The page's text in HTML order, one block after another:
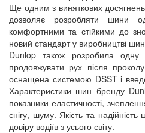
Ще одним з виняткових
дозволяє розробляти шини
комфортними та стійкими до
новий стандарт у виробництві
Dunlop також розробила
продовжувати рух після
оснащена системою DSST і
Характеристики шин бренду
показники еластичності,
снігу, шуму. Якість та
довіру водіїв з усього світу.